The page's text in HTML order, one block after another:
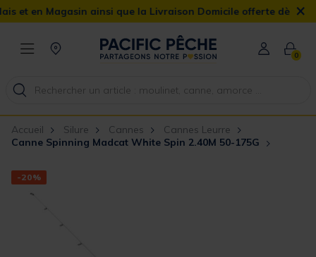
Magasin ainsi que la Livraison Domicile offerte dès 90€ ×
0
Accueil Silure Cannes
Cannes Leurre
Canne Spinning Madcat White Spin 2.40M 50-175G
-20%